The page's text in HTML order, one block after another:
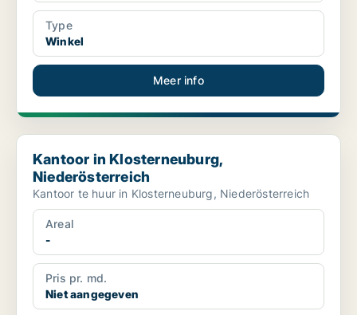
Type
Winkel
Meer info
Kantoor in Klosterneuburg, Niederösterreich
Kantoor in Klosterneuburg,
Niederösterreich
Kantoor te huur in Klosterneuburg, Niederösterreich
Areal
-
Pris pr. md.
Niet aangegeven